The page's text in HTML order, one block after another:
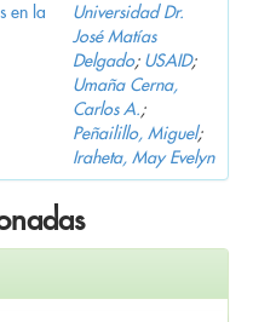
en la
Universidad Dr.
José Matías
Delgado; USAID;
Umaña Cerna,
Carlos A.;
Peñailillo, Miguel;
Iraheta, May Evelyn